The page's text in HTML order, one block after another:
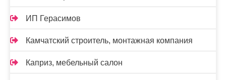
ИП Герасимов
Камчатский строитель, монтажная компания
Каприз, мебельный салон